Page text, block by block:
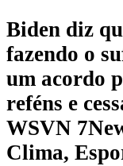
Biden diz
fazendo o
um acordo
reféns e
WSVN
Clima,